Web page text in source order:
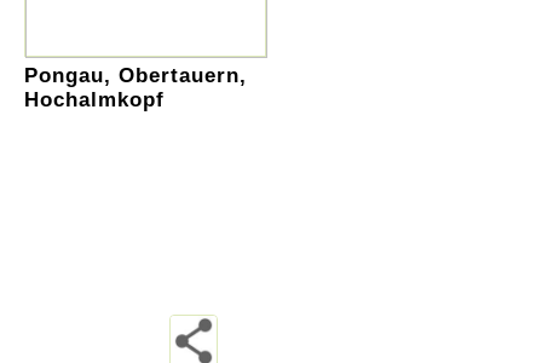
Pongau, Obertauern,
Hochalmkopf